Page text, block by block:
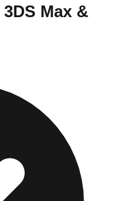
3DS Max &